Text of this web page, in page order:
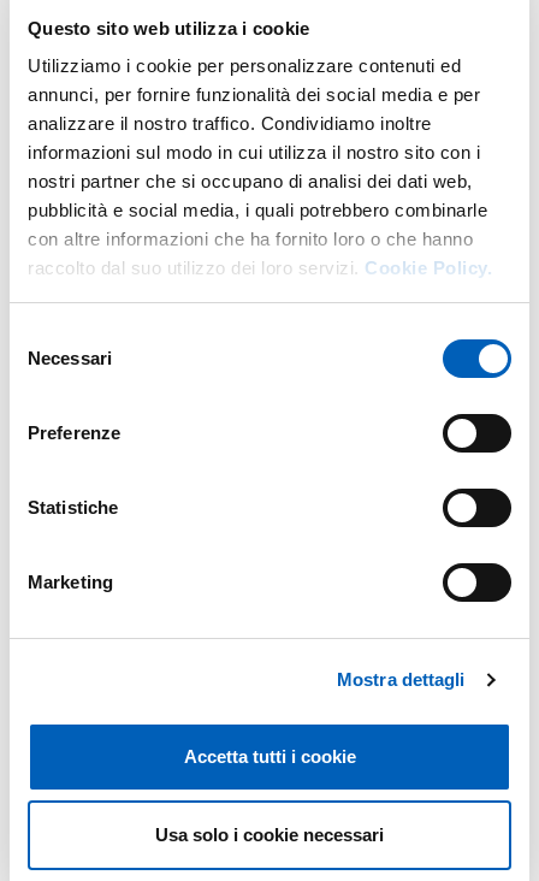
Questo sito web utilizza i cookie
Utilizziamo i cookie per personalizzare contenuti ed
annunci, per fornire funzionalità dei social media e per
analizzare il nostro traffico. Condividiamo inoltre
informazioni sul modo in cui utilizza il nostro sito con i
nostri partner che si occupano di analisi dei dati web,
pubblicità e social media, i quali potrebbero combinarle
con altre informazioni che ha fornito loro o che hanno
raccolto dal suo utilizzo dei loro servizi. Cookie Policy.
delNecessari
Preferenze
Statistiche
Marketing
Mostra dettagli
Accetta tutti i cookie
Usa solo i cookie necessari
Map
+
−
Leaflet